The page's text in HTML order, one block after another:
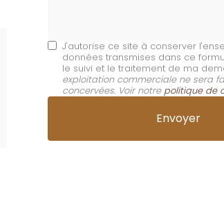
J'autorise ce site à conserver
données transmises dans ce
le suivi et le traitement de ma
exploitation commerciale ne sera
concervées. Voir notre politique de